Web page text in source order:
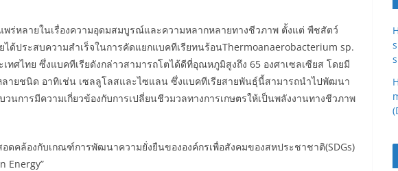
พร่หลายในเรื่องความอุดมสมบูรณ์และความหลากหลายทางชีวภาพ ตั้งแต่ พืชสัตว์
ด้ประสบความสำเร็จในการคัดแยกแบคทีเรียทนร้อนThermoanaerobacterium sp.
เทศไทย ซึ่งแบคทีเรียดังกล่าวสามารถโตได้ดีที่อุณหภูมิสูงถึง 65 องศาเซลเซียส โดยมี
ลายชนิด อาทิเช่น เซลลูโลสและไซแลน ซึ่งแบคทีเรียสายพันธุ์นี้สามารถนำไปพัฒนา
นการมีความเกี่ยวข้องกับการเปลี่ยนชีวมวลทางการเกษตรให้เป็นพลังงานทางชีวภาพ
ดคล้องกับเกณฑ์การพัฒนาความยั่งยืนขององค์กรเพื่อสังคมของสหประชาชาติ(SDGs)
Energy”